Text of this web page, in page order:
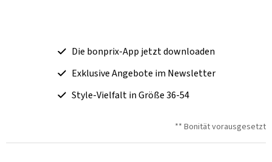
Die bonprix-App jetzt downloaden
Exklusive Angebote im Newsletter
Style-Vielfalt in Größe 36-54
** Bonität vorausgesetzt